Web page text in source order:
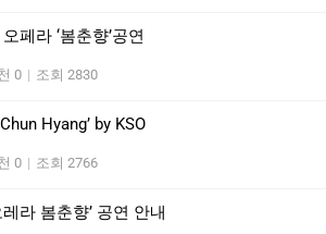
페라 ‘봄춘향’공연
0 | 조회 2830
Hyang’ by KSO
0 | 조회 2766
라 봄춘향’ 공연 안내